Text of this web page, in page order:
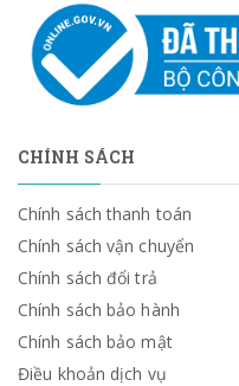
CHÍNH SÁCH
Chính sách thanh toán
Chính sách vận chuyển
Chính sách đổi trả
Chính sách bảo hành
Chính sách bảo mật
Điều khoản dịch vụ